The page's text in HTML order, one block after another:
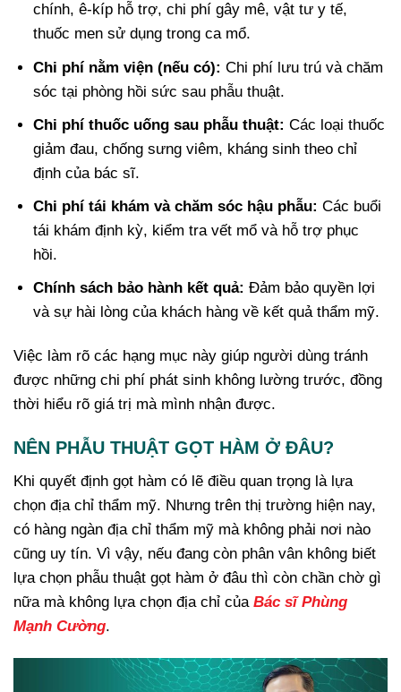
chính, ê-kíp hỗ trợ, chi phí gây mê, vật tư y tế,
thuốc men sử dụng trong ca mổ.
Chi phí nằm viện (nếu có): Chi phí lưu trú và chăm
sóc tại phòng hồi sức sau phẫu thuật.
Chi phí thuốc uống sau phẫu thuật: Các loại thuốc
giảm đau, chống sưng viêm, kháng sinh theo chỉ
định của bác sĩ.
Chi phí tái khám và chăm sóc hậu phẫu: Các buổi
tái khám định kỳ, kiểm tra vết mổ và hỗ trợ phục
hồi.
Chính sách bảo hành kết quả: Đảm bảo quyền lợi
và sự hài lòng của khách hàng về kết quả thẩm mỹ.
Việc làm rõ các hạng mục này giúp người dùng tránh
được những chi phí phát sinh không lường trước, đồng
thời hiểu rõ giá trị mà mình nhận được.
NÊN PHẪU THUẬT GỌT HÀM Ở ĐÂU?
Khi quyết định gọt hàm có lẽ điều quan trọng là lựa
chọn địa chỉ thẩm mỹ. Nhưng trên thị trường hiện nay,
có hàng ngàn địa chỉ thẩm mỹ mà không phải nơi nào
cũng uy tín. Vì vậy, nếu đang còn phân vân không biết
lựa chọn phẫu thuật gọt hàm ở đâu thì còn chần chờ gì
nữa mà không lựa chọn địa chỉ của Bác sĩ Phùng
Mạnh Cường.